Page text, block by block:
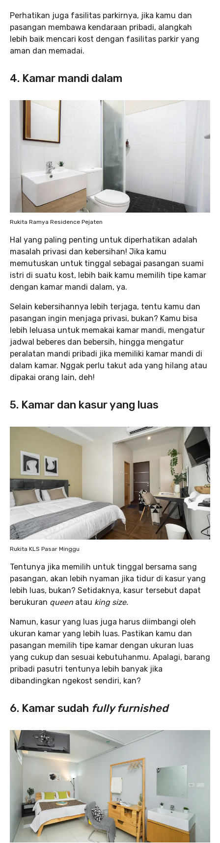
Perhatikan juga fasilitas parkirnya, jika kamu dan
pasangan membawa kendaraan pribadi, alangkah
lebih baik mencari kost dengan fasilitas parkir yang
aman dan memadai.
4. Kamar mandi dalam
Rukita Ramya Residence Pejaten
Hal yang paling penting untuk diperhatikan adalah
masalah privasi dan kebersihan! Jika kamu
memutuskan untuk tinggal sebagai pasangan suami
istri di suatu kost, lebih baik kamu memilih tipe kamar
dengan kamar mandi dalam, ya.
Selain kebersihannya lebih terjaga, tentu kamu dan
pasangan ingin menjaga privasi, bukan? Kamu bisa
lebih leluasa untuk memakai kamar mandi, mengatur
jadwal beberes dan bebersih, hingga mengatur
peralatan mandi pribadi jika memiliki kamar mandi di
dalam kamar. Nggak perlu takut ada yang hilang atau
dipakai orang lain, deh!
5. Kamar dan kasur yang luas
Rukita KLS Pasar Minggu
Tentunya jika memilih untuk tinggal bersama sang
pasangan, akan lebih nyaman jika tidur di kasur yang
lebih luas, bukan? Setidaknya, kasur tersebut dapat
berukuran queen atau king size.
Namun, kasur yang luas juga harus diimbangi oleh
ukuran kamar yang lebih luas. Pastikan kamu dan
pasangan memilih tipe kamar dengan ukuran luas
yang cukup dan sesuai kebutuhanmu. Apalagi, barang
pribadi pasutri tentunya lebih banyak jika
dibandingkan ngekost sendiri, kan?
6. Kamar sudah fully furnished